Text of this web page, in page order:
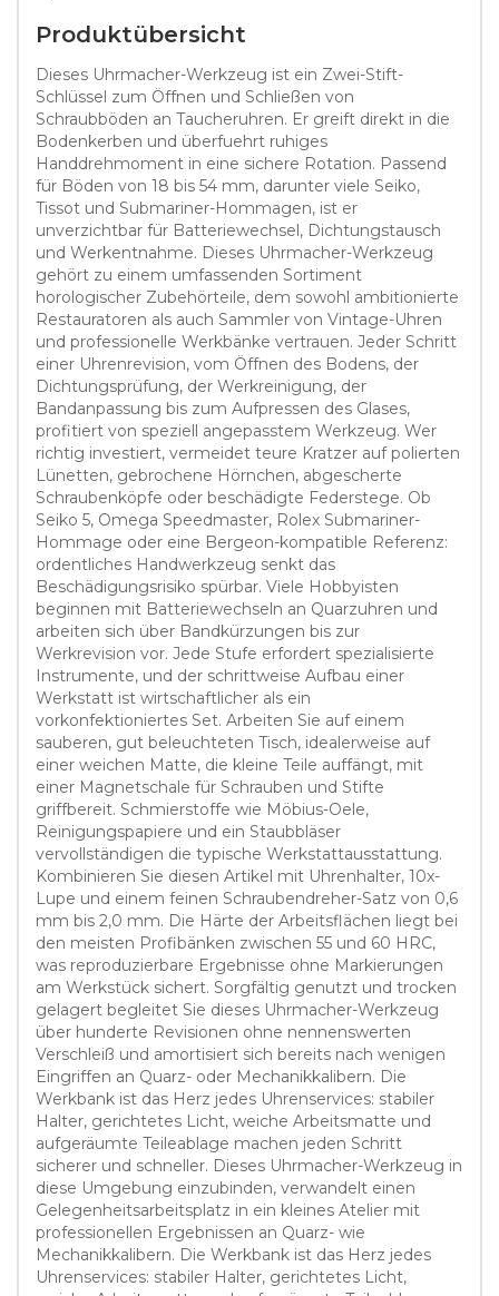
Produktübersicht
Dieses Uhrmacher-Werkzeug ist ein Zwei-Stift-
Schlüssel zum Öffnen und Schließen von
Schraubböden an Taucheruhren. Er greift direkt in die
Bodenkerben und überfuehrt ruhiges
Handdrehmoment in eine sichere Rotation. Passend
für Böden von 18 bis 54 mm, darunter viele Seiko,
Tissot und Submariner-Hommagen, ist er
unverzichtbar für Batteriewechsel, Dichtungstausch
und Werkentnahme. Dieses Uhrmacher-Werkzeug
gehört zu einem umfassenden Sortiment
horologischer Zubehörteile, dem sowohl ambitionierte
Restauratoren als auch Sammler von Vintage-Uhren
und professionelle Werkbänke vertrauen. Jeder Schritt
einer Uhrenrevision, vom Öffnen des Bodens, der
Dichtungsprüfung, der Werkreinigung, der
Bandanpassung bis zum Aufpressen des Glases,
profitiert von speziell angepasstem Werkzeug. Wer
richtig investiert, vermeidet teure Kratzer auf polierten
Lünetten, gebrochene Hörnchen, abgescherte
Schraubenköpfe oder beschädigte Federstege. Ob
Seiko 5, Omega Speedmaster, Rolex Submariner-
Hommage oder eine Bergeon-kompatible Referenz:
ordentliches Handwerkzeug senkt das
Beschädigungsrisiko spürbar. Viele Hobbyisten
beginnen mit Batteriewechseln an Quarzuhren und
arbeiten sich über Bandkürzungen bis zur
Werkrevision vor. Jede Stufe erfordert spezialisierte
Instrumente, und der schrittweise Aufbau einer
Werkstatt ist wirtschaftlicher als ein
vorkonfektioniertes Set. Arbeiten Sie auf einem
sauberen, gut beleuchteten Tisch, idealerweise auf
einer weichen Matte, die kleine Teile auffängt, mit
einer Magnetschale für Schrauben und Stifte
griffbereit. Schmierstoffe wie Möbius-Oele,
Reinigungspapiere und ein Staubbläser
vervollständigen die typische Werkstattausstattung.
Kombinieren Sie diesen Artikel mit Uhrenhalter, 10x-
Lupe und einem feinen Schraubendreher-Satz von 0,6
mm bis 2,0 mm. Die Härte der Arbeitsflächen liegt bei
den meisten Profibänken zwischen 55 und 60 HRC,
was reproduzierbare Ergebnisse ohne Markierungen
am Werkstück sichert. Sorgfältig genutzt und trocken
gelagert begleitet Sie dieses Uhrmacher-Werkzeug
über hunderte Revisionen ohne nennenswerten
Verschleiß und amortisiert sich bereits nach wenigen
Eingriffen an Quarz- oder Mechanikkalibern. Die
Werkbank ist das Herz jedes Uhrenservices: stabiler
Halter, gerichtetes Licht, weiche Arbeitsmatte und
aufgeräumte Teileablage machen jeden Schritt
sicherer und schneller. Dieses Uhrmacher-Werkzeug in
diese Umgebung einzubinden, verwandelt einen
Gelegenheitsarbeitsplatz in ein kleines Atelier mit
professionellen Ergebnissen an Quarz- wie
Mechanikkalibern. Die Werkbank ist das Herz jedes
Uhrenservices: stabiler Halter, gerichtetes Licht,